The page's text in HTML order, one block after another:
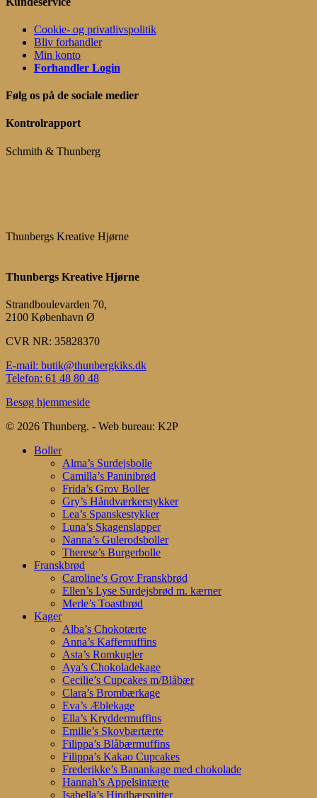
Cookie- og privatlivspolitik
Bliv forhandler
Min konto
Forhandler Login
Følg os på de sociale medier
Kontrolrapport
Schmith & Thunberg
Thunbergs Kreative Hjørne
Thunbergs Kreative Hjørne
Strandboulevarden 70,
2100 København Ø
CVR NR: 35828370
E-mail: butik@thunbergkiks.dk
Telefon: 61 48 80 48
Besøg hjemmeside
© 2026 Thunberg. - Web bureau: K2P
Close
Boller
Alma’s Surdejsbolle
Camilla’s Paninibrød
Frida’s Grov Boller
Gry’s Håndværkerstykker
Lea’s Spanskestykker
Luna’s Skagenslapper
Nanna’s Gulerodsboller
Therese’s Burgerbolle
Franskbrød
Caroline’s Grov Franskbrød
Ellen’s Lyse Surdejsbrød m. kærner
Merle’s Toastbrød
Kager
Alba’s Chokotærte
Anna’s Kaffemuffins
Asta’s Romkugler
Aya’s Chokoladekage
Cecilie’s Cupcakes m/Blåbær
Clara’s Brombærkage
Eva’s Æblekage
Ella’s Kryddermuffins
Emilie’s Skovbærtærte
Filippa’s Blåbærmuffins
Filippa’s Kakao Cupcakes
Frederikke’s Banankage med chokolade
Hannah’s Appelsintærte
Isabella’s Hindbærsnitter